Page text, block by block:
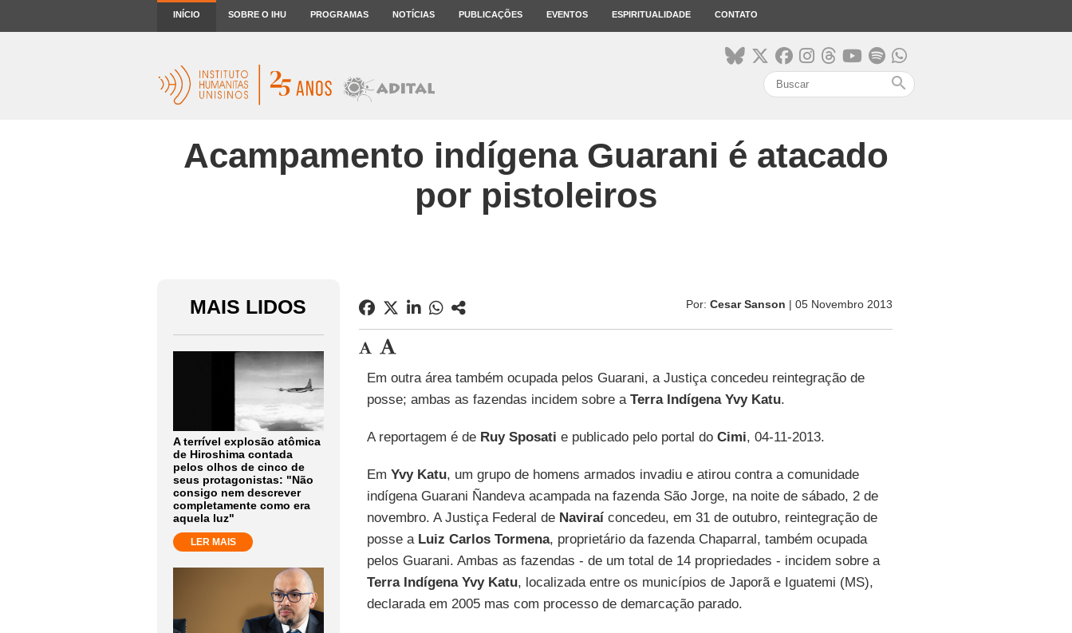
INÍCIO SOBRE O IHU PROGRAMAS NOTÍCIAS PUBLICAÇÕES EVENTOS ESPIRITUALIDADE CONTATO
search
Acampamento indígena Guarani é atacado
por pistoleiros
MAIS LIDOS
A terrível explosão atômica
de Hiroshima contada
pelos olhos de cinco de
seus protagonistas: "Não
consigo nem descrever
completamente como era
aquela luz"
LER MAIS
Por: Cesar Sanson | 05 Novembro 2013
Em outra área também ocupada pelos Guarani, a Justiça concedeu reintegração de
posse; ambas as fazendas incidem sobre a Terra Indígena Yvy Katu.
A reportagem é de Ruy Sposati e publicado pelo portal do Cimi, 04-11-2013.
Em Yvy Katu, um grupo de homens armados invadiu e atirou contra a comunidade
indígena Guarani Ñandeva acampada na fazenda São Jorge, na noite de sábado, 2 de
novembro. A Justiça Federal de Naviraíconcedeu, em 31 de outubro, reintegração de
posse a Luiz Carlos Tormena, proprietário da fazenda Chaparral, também ocupada
pelos Guarani. Ambas as fazendas - de um total de 14 propriedades - incidem sobre a
Terra Indígena Yvy Katu, localizada entre os municípios de Japorã e Iguatemi (MS),
declarada em 2005 mas com processo de demarcação parado.